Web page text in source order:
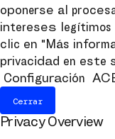
oponerse al
intereses legítimos
clic en "Más
privacidad en este
Configuración
Cerrar
Privacy Overview